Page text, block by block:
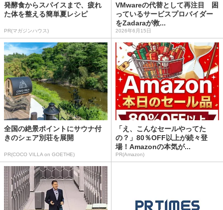
発酵食からスパイスまで、疲れ
た体を整える簡単夏レシピ
PR(マガジンハウス)
VMwareの代替として再注目 困
っているサービスプロバイダー
をZadaraが救...
2026年6月15日
全国の絶景ポイントにサウナ付
きのシェア別荘を展開
PR(COCO VILLA on GOETHE)
「え、こんなセールやってた
の？」80％OFF以上が続々登
場！Amazonの本気が...
PR(Amazon)